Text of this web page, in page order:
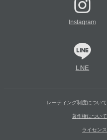
Instagram
LINE
レーティング制度について
著作権について
ライセンス